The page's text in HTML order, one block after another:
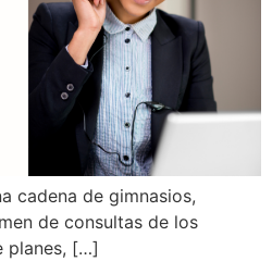
cadena de gimnasios,
de consultas de los
planes, […]